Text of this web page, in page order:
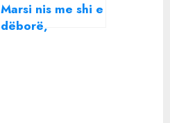
Marsi nis me shi e
dëborë,